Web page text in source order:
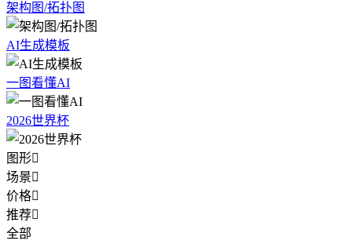
架构图/拓扑图
AI生成模板
一图看懂AI
2026世界杯
图形
场景
价格
推荐
全部